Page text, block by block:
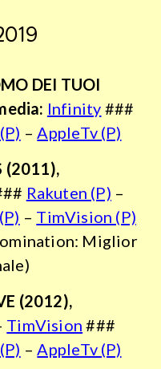
DEI TUOI
Infinity ###
–AppleTv (P)
(2011),
Rakuten (P) –
– TimVision (P)
Miglior
(2012),
TimVision ###
–AppleTv (P)